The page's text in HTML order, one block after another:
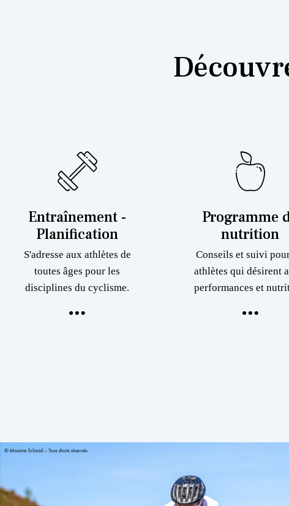
Entraînement -
Planification
S'adresse aux athlètes de
toutes âges pour les
disciplines du cyclisme.
Programme
nutrition
Conseils et suivi
athlètes qui désirent
performances et